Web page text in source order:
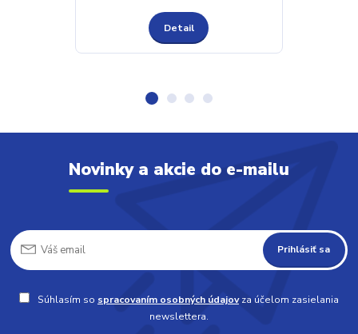
Detail
Novinky a akcie do e-mailu
Prihlásiť sa
Súhlasím so spracovaním osobných údajovza účelom zasielania
newslettera.